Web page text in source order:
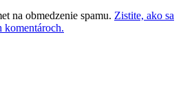
na obmedzenie spamu. Zistite, ako sa
komentároch.